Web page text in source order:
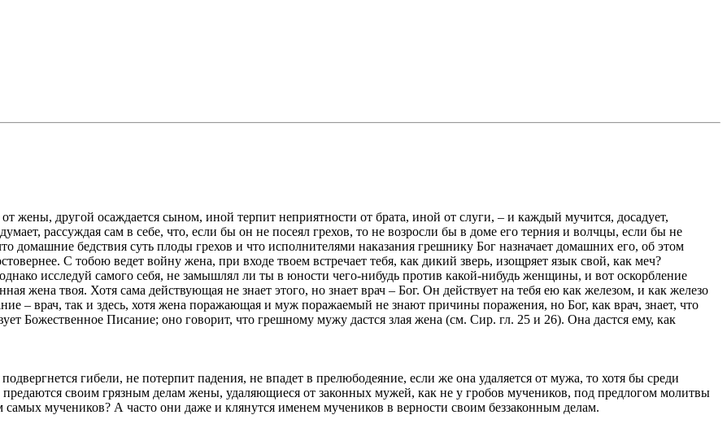
жены, другой осаждается сыном, иной терпит неприятности от брата, иной от слуги, – и каждый мучится, досадует,
рассуждая сам в себе, что, если бы он не посеял грехов, то не возросли бы в доме его терния и волчцы, если бы не
домашние бедствия суть плоды грехов и что исполнителями наказания грешнику Бог назначает домашних его, об этом
С тобою ведет войну жена, при входе твоем встречает тебя, как дикий зверь, изощряет язык свой, как меч?
исследуй самого себя, не замышлял ли ты в юности чего-нибудь против какой-нибудь женщины, и вот оскорбление
жена твоя. Хотя сама действующая не знает этого, но знает врач – Бог. Он действует на тебя ею как железом, и как железо
– врач, так и здесь, хотя жена поражающая и муж поражаемый не знают причины поражения, но Бог, как врач, знает, что
Божественное Писание; оно говорит, что грешному мужу дастся злая жена (см. Сир. гл. 25 и 26). Она дастся ему, как
гибели, не потерпит падения, не впадет в прелюбодеяние, если же она удаляется от мужа, то хотя бы среди
предаются своим грязным делам жены, удаляющиеся от законных мужей, как не у гробов мучеников, под предлогом молитвы
самых мучеников? А часто они даже и клянутся именем мучеников в верности своим беззаконным делам.